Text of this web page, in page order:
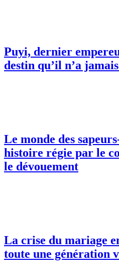
Puyi, dernier
destin qu’il n’a
Le monde des
histoire régie par le
le dévouement
La crise du mariage
toute une génération